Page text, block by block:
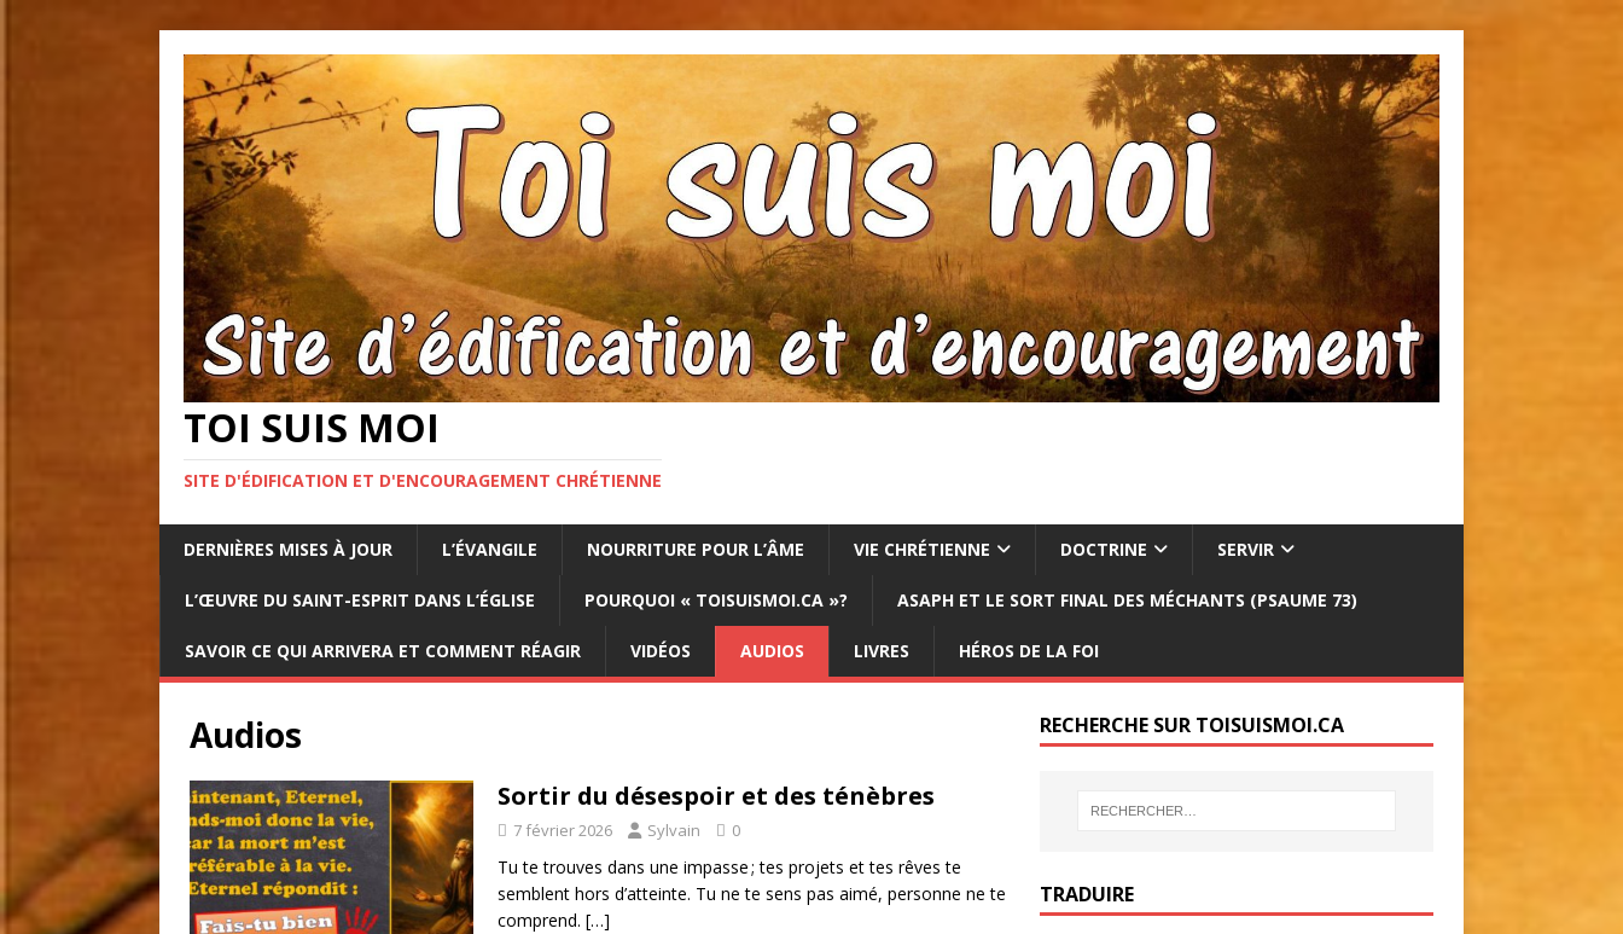
TOI SUIS MOI
SITE D'ÉDIFICATION ET D'ENCOURAGEMENT CHRÉTIENNE
DERNIÈRES MISES À JOUR L’ÉVANGILE NOURRITURE POUR L’ÂME VIE CHRÉTIENNE DOCTRINE SERVIR
L’ŒUVRE DU SAINT-ESPRIT DANS L’ÉGLISE POURQUOI « TOISUISMOI.CA »? ASAPH ET LE SORT FINAL DES MÉCHANTS (PSAUME 73)
SAVOIR CE QUI ARRIVERA ET COMMENT RÉAGIR VIDÉOS AUDIOS LIVRES HÉROS DE LA FOI
Audios
Sortir du désespoir et des ténèbres
7 février 2026 Sylvain 0
Tu te trouves dans une impasse ; tes projets et tes rêves te
semblent hors d’atteinte. Tu ne te sens pas aimé, personne ne te
comprend. […]
RECHERCHE SUR TOISUISMOI.CA
TRADUIRE